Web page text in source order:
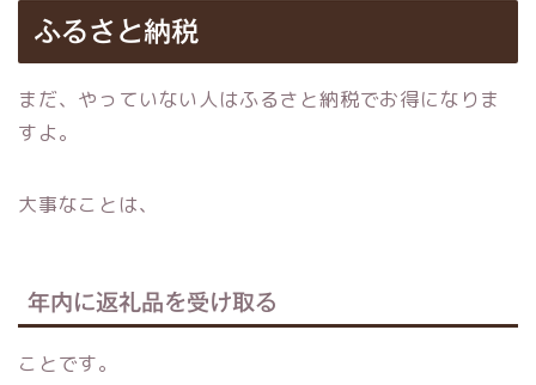
ふるさと納税
まだ、やっていない人はふるさと納税でお得になりま
すよ。
大事なことは、
年内に返礼品を受け取る
ことです。